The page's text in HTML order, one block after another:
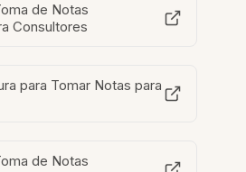
de Notas
Consultores
para Tomar Notas para
de Notas